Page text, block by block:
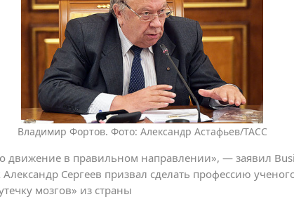
Владимир Фортов. Фото: Александр Астафьев/ТАСС
движение в правильном направлении», — заявил
Сергеев призвал сделать профессию
мозгов» из страны